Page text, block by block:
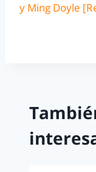
y Ming Doyle